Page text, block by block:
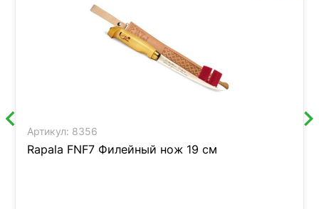
Артикул: 8356
Rapala FNF7 Филейный нож 19 см